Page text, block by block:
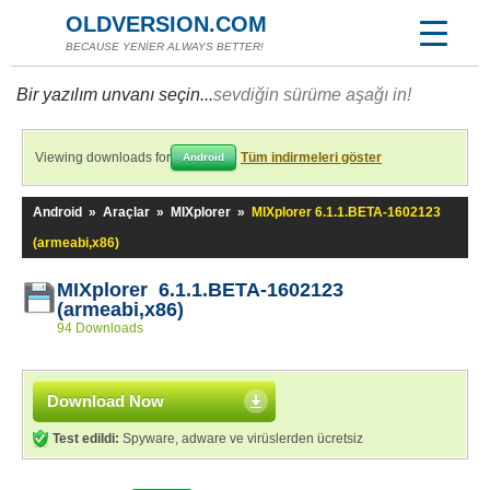
OLDVERSION.COM
BECAUSE YENİER ALWAYS BETTER!
Bir yazılım unvanı seçin...sevdiğin sürüme aşağı in!
Viewing downloads for Android Tüm indirmeleri göster
Android » Araçlar » MIXplorer »
MIXplorer 6.1.1.BETA-1602123
(armeabi,x86)
MIXplorer 6.1.1.BETA-1602123
(armeabi,x86)
94 Downloads
Download Now
Test edildi: Spyware, adware ve virüslerden ücretsiz